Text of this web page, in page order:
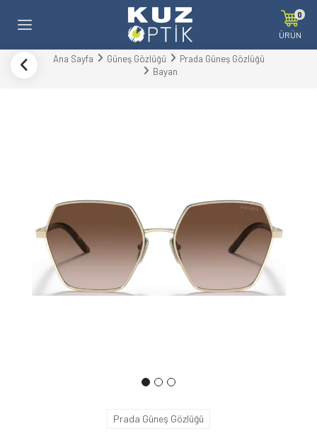
0
ÜRÜN
Ana Sayfa Güneş Gözlüğü
Prada Güneş Gözlüğü
Bayan
Prada Güneş Gözlüğü